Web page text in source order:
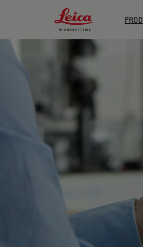
Leica Microsystems Logo